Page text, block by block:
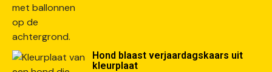
Hond blaast verjaardagskaars uit
kleurplaat